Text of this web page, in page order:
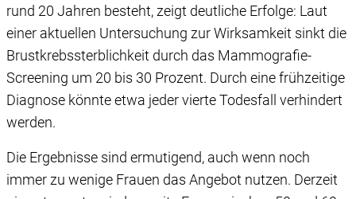
rund 20 Jahren besteht, zeigt deutliche Erfolge: Laut
einer aktuellen Untersuchung zur Wirksamkeit sinkt die
Brustkrebssterblichkeit durch das Mammografie-
Screening um 20 bis 30 Prozent. Durch eine frühzeitige
Diagnose könnte etwa jeder vierte Todesfall verhindert
werden.
Die Ergebnisse sind ermutigend, auch wenn noch
immer zu wenige Frauen das Angebot nutzen. Derzeit